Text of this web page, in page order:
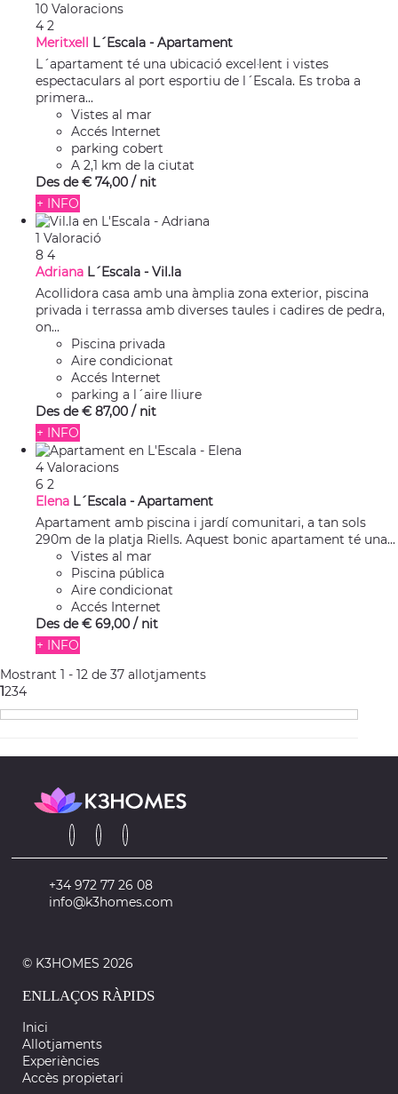
10 Valoracions
4 2
Meritxell L´Escala - Apartament
L´apartament té una ubicació excel·lent i vistes
espectaculars al port esportiu de l´Escala. Es troba a
primera...
Vistes al mar
Accés Internet
parking cobert
A 2,1 km de la ciutat
Des de € 74,00 / nit
+ INFO
1 Valoració
8 4
Adriana L´Escala - Vil.la
Acollidora casa amb una àmplia zona exterior, piscina
privada i terrassa amb diverses taules i cadires de pedra,
on...
Piscina privada
Aire condicionat
Accés Internet
parking a l´aire lliure
Des de € 87,00 / nit
+ INFO
4 Valoracions
6 2
Elena L´Escala - Apartament
Apartament amb piscina i jardí comunitari, a tan sols
290m de la platja Riells. Aquest bonic apartament té una...
Vistes al mar
Piscina pública
Aire condicionat
Accés Internet
Des de € 69,00 / nit
+ INFO
Mostrant 1 - 12 de 37 allotjaments
1234
+34 972 77 26 08
info@k3homes.com
© K3HOMES 2026
ENLLAÇOS RÀPIDS
Inici
Allotjaments
Experiències
Accès propietari